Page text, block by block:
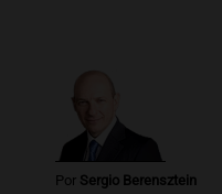
Por Sergio Berensztein